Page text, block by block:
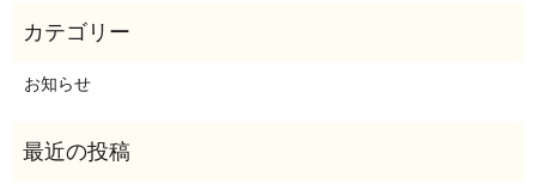
お知らせ